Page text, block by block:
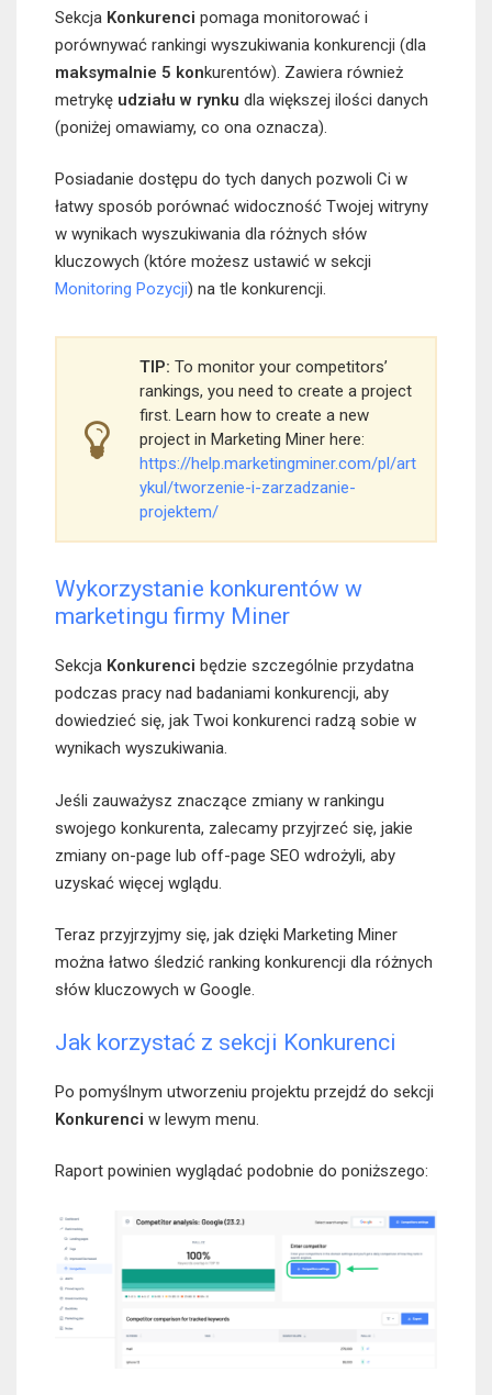
Sekcja Konkurenci pomaga monitorować i
porównywać rankingi wyszukiwania konkurencji (dla
maksymalnie 5 konkurentów). Zawiera również
metrykę udziału w rynku dla większej ilości danych
(poniżej omawiamy, co ona oznacza).
Posiadanie dostępu do tych danych pozwoli Ci w
łatwy sposób porównać widoczność Twojej witryny
w wynikach wyszukiwania dla różnych słów
kluczowych (które możesz ustawić w sekcji
Monitoring Pozycji) na tle konkurencji.
TIP: To monitor your competitors’
rankings, you need to create a project
first. Learn how to create a new
project in Marketing Miner here:
https://help.marketingminer.com/pl/art
ykul/tworzenie-i-zarzadzanie-
projektem/
Wykorzystanie konkurentów w
marketingu firmy Miner
Sekcja Konkurenci będzie szczególnie przydatna
podczas pracy nad badaniami konkurencji, aby
dowiedzieć się, jak Twoi konkurenci radzą sobie w
wynikach wyszukiwania.
Jeśli zauważysz znaczące zmiany w rankingu
swojego konkurenta, zalecamy przyjrzeć się, jakie
zmiany on-page lub off-page SEO wdrożyli, aby
uzyskać więcej wglądu.
Teraz przyjrzyjmy się, jak dzięki Marketing Miner
można łatwo śledzić ranking konkurencji dla różnych
słów kluczowych w Google.
Jak korzystać z sekcji Konkurenci
Po pomyślnym utworzeniu projektu przejdź do sekcji
Konkurenci w lewym menu.
Raport powinien wyglądać podobnie do poniższego: